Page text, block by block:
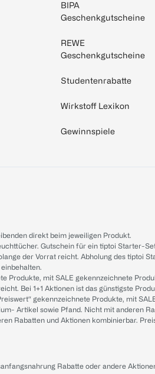
BIPA
Geschenkgutscheine
REWE
Geschenkgutscheine
Studentenrabatte
Wirkstoff Lexikon
Gewinnspiele
direkt beim jeweiligen Produkt.
Gutschein für ein tiptoi
der Vorrat reicht. Abholung des
Produkte, mit SALE gekennzeichnete
Bei 1+1 Aktionen ist das günstigste
gekennzeichnete Produkte, mit
Artikel sowie Pfand. Nicht mit
Rabatten und Aktionen kombinierbar.
Rabatte oder andere